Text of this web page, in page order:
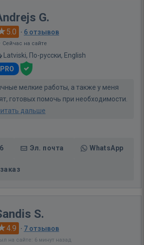
G.
5.0 · 6 отзывов
Сейчас на сайте
Latviski, По-русски, English
PRO
мелкие работы, а также у меня
готовых помочь при необходимости.
дальше
Эл. почта WhatsApp
S.
4.9 · 7 отзывов
на сайте: 6 минут назад